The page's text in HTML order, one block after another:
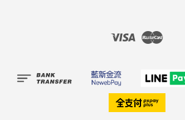
Visa